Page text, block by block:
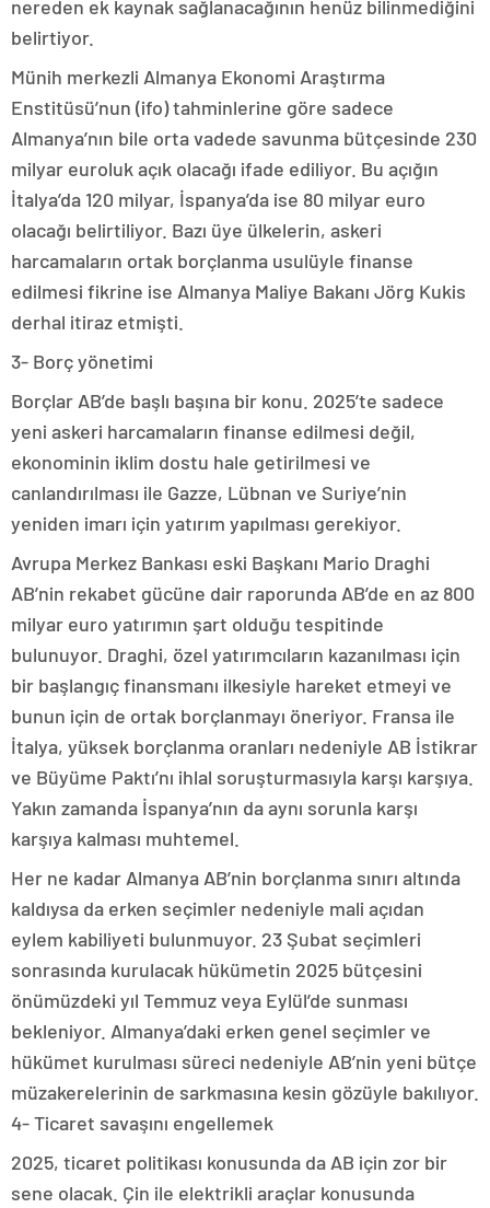
nereden ek kaynak sağlanacağının henüz bilinmediğini
belirtiyor.
Münih merkezli Almanya Ekonomi Araştırma
Enstitüsü’nun (ifo) tahminlerine göre sadece
Almanya’nın bile orta vadede savunma bütçesinde 230
milyar euroluk açık olacağı ifade ediliyor. Bu açığın
İtalya’da 120 milyar, İspanya’da ise 80 milyar euro
olacağı belirtiliyor. Bazı üye ülkelerin, askeri
harcamaların ortak borçlanma usulüyle finanse
edilmesi fikrine ise Almanya Maliye Bakanı Jörg Kukis
derhal itiraz etmişti.
3- Borç yönetimi
Borçlar AB’de başlı başına bir konu. 2025’te sadece
yeni askeri harcamaların finanse edilmesi değil,
ekonominin iklim dostu hale getirilmesi ve
canlandırılması ile Gazze, Lübnan ve Suriye’nin
yeniden imarı için yatırım yapılması gerekiyor.
Avrupa Merkez Bankası eski Başkanı Mario Draghi
AB’nin rekabet gücüne dair raporunda AB’de en az 800
milyar euro yatırımın şart olduğu tespitinde
bulunuyor. Draghi, özel yatırımcıların kazanılması için
bir başlangıç finansmanı ilkesiyle hareket etmeyi ve
bunun için de ortak borçlanmayı öneriyor. Fransa ile
İtalya, yüksek borçlanma oranları nedeniyle AB İstikrar
ve Büyüme Paktı’nı ihlal soruşturmasıyla karşı karşıya.
Yakın zamanda İspanya’nın da aynı sorunla karşı
karşıya kalması muhtemel.
Her ne kadar Almanya AB’nin borçlanma sınırı altında
kaldıysa da erken seçimler nedeniyle mali açıdan
eylem kabiliyeti bulunmuyor. 23 Şubat seçimleri
sonrasında kurulacak hükümetin 2025 bütçesini
önümüzdeki yıl Temmuz veya Eylül’de sunması
bekleniyor. Almanya’daki erken genel seçimler ve
hükümet kurulması süreci nedeniyle AB’nin yeni bütçe
müzakerelerinin de sarkmasına kesin gözüyle bakılıyor.
4- Ticaret savaşını engellemek
2025, ticaret politikası konusunda da AB için zor bir
sene olacak. Çin ile elektrikli araçlar konusunda